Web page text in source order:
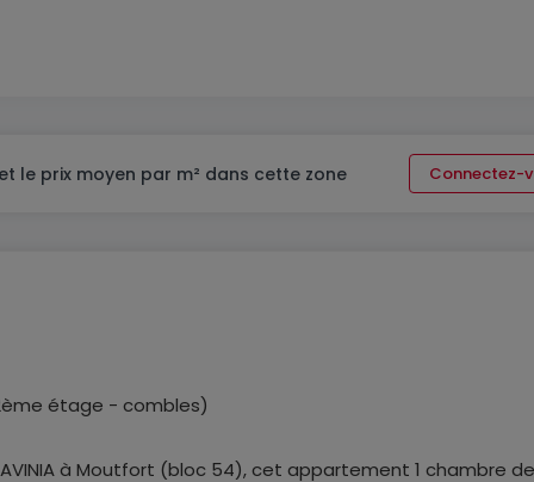
le prix moyen par m² dans cette zone Connectez-
étage - combles)
à Moutfort (bloc 54), cet appartement 1 chambre de